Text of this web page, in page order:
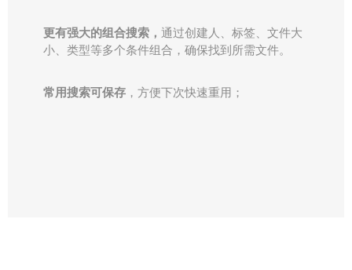
更有强大的组合搜索， 通过创建人、标签、文件大
小、类型等多个条件组合，确保找到所需文件。
常用搜索可保存 ，方便下次快速重用；